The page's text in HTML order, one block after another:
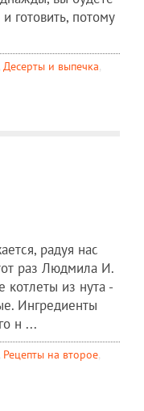
и готовить, потому
Десерты и выпечка,
радуя нас
раз Людмила И.
котлеты из нута -
Ингредиенты
н ...
Рецепты на второе,